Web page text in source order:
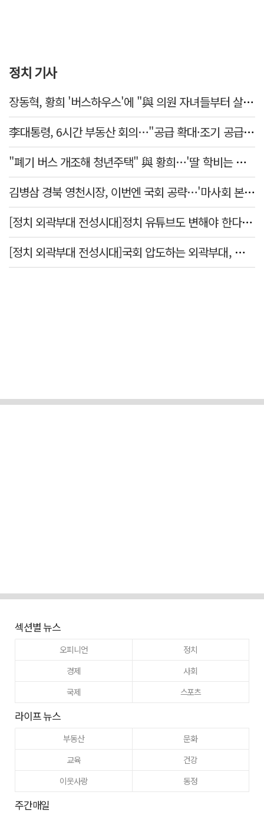
정치 기사
장동혁, 황희 '버스하우스'에 "與 의원 자녀들부터 살아보면 어떨까?"
李대통령, 6시간 부동산 회의…"공급 확대·조기 공급 과감히 실천"
"폐기 버스 개조해 청년주택" 與 황희…'딸 학비는 年 4200만원'
김병삼 경북 영천시장, 이번엔 국회 공략…'마사회 본사 이전·광역교통망 확충' 요청
[정치 외곽부대 전성시대]정치 유튜브도 변해야 한다 "화합과 존중"
[정치 외곽부대 전성시대]국회 압도하는 외곽부대, 목소리 왜 커지나?
섹션별 뉴스
오피니언
정치
경제
사회
국제
스포츠
라이프 뉴스
부동산
문화
교육
건강
이웃사랑
동정
주간매일